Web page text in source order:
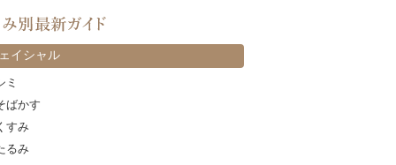
イシャル
ミ
ばかす
すみ
るみ